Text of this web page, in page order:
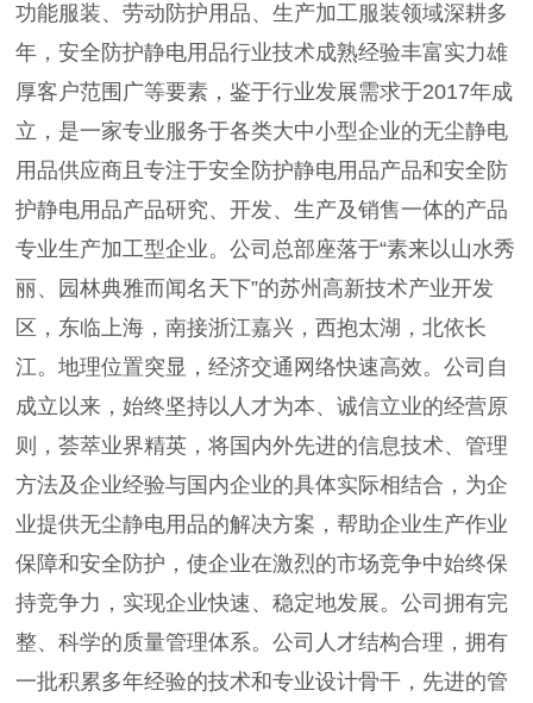
功能服装、劳动防护用品、生产加工服装领域深耕多
年，安全防护静电用品行业技术成熟经验丰富实力雄
厚客户范围广等要素，鉴于行业发展需求于2017年成
立，是一家专业服务于各类大中小型企业的无尘静电
用品供应商且专注于安全防护静电用品产品和安全防
护静电用品产品研究、开发、生产及销售一体的产品
专业生产加工型企业。公司总部座落于“素来以山水秀
丽、园林典雅而闻名天下”的苏州高新技术产业开发
区，东临上海，南接浙江嘉兴，西抱太湖，北依长
江。地理位置突显，经济交通网络快速高效。公司自
成立以来，始终坚持以人才为本、诚信立业的经营原
则，荟萃业界精英，将国内外先进的信息技术、管理
方法及企业经验与国内企业的具体实际相结合，为企
业提供无尘静电用品的解决方案，帮助企业生产作业
保障和安全防护，使企业在激烈的市场竞争中始终保
持竞争力，实现企业快速、稳定地发展。公司拥有完
整、科学的质量管理体系。公司人才结构合理，拥有
一批积累多年经验的技术和专业设计骨干，先进的管